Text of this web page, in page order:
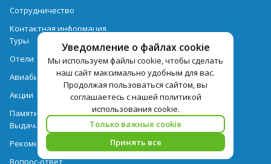
Уведомление о файлах cookie
Мы используем файлы cookie, чтобы сделать
наш сайт максимально удобным для вас.
Продолжая пользоваться сайтом, вы
соглашаетесь с нашей политикой
использования cookie.
Только важные cookie
Принять все
Сотрудничество
Контактная информация
Туры
Отели
Авиабилеты
Акции
Памятка для туристов
Выдача документов
Рекомендации
Вопрос-ответ